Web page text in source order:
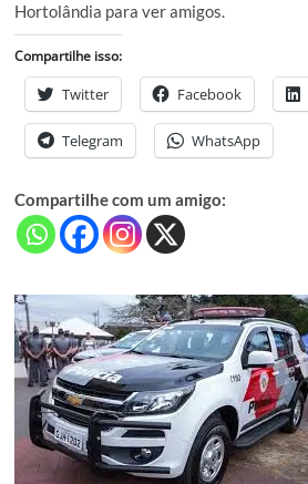
Hortolândia para ver amigos.
Compartilhe isso:
Twitter Facebook
Telegram WhatsApp
Compartilhe com um amigo: